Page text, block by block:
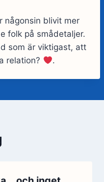
någonsin blivit mer
folk på smådetaljer.
som är viktigast, att
relation?
.